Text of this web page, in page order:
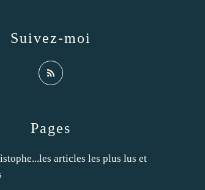
Pages
articles les plus lus et
Suivez-moi